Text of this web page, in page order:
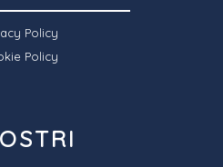
Policy
Policy